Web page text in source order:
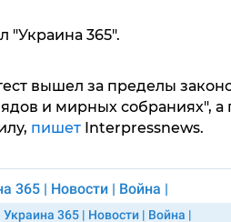
"Украина 365".
вышел за пределы
и мирных собраниях",
пишет Interpressnews.